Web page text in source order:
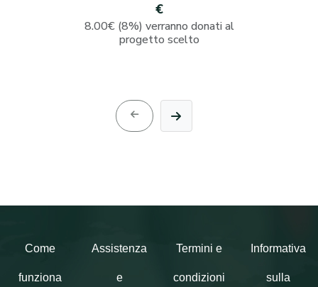
€
8.00€ (8%) verranno donati al
progetto scelto
Come
funziona
Assistenza
e
Termini e
condizioni
Informativa
sulla